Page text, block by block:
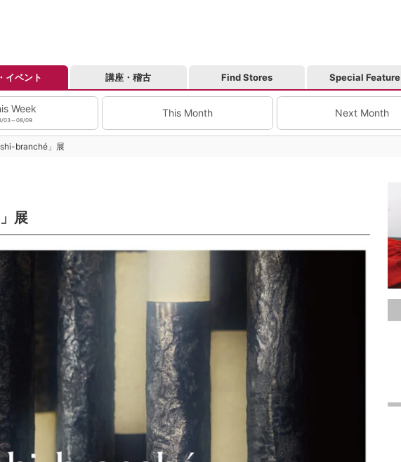
イベント 講座・稽古 Find Stores Special Feature
Week
03～08/09
This Month Next Month
branché」展
展